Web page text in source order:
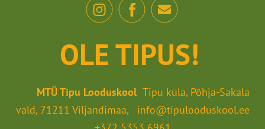
OLE TIPUS!
MTÜ Tipu Looduskool Tipu küla, Põhja-Sakala
vald, 71211 Viljandimaa, info@tipulooduskool.ee